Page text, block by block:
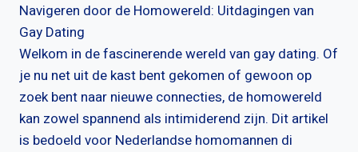
Navigeren door de Homowereld: Uitdagingen van
Gay Dating
Welkom in de fascinerende wereld van gay dating. Of
je nu net uit de kast bent gekomen of gewoon op
zoek bent naar nieuwe connecties, de homowereld
kan zowel spannend als intimiderend zijn. Dit artikel
is bedoeld voor Nederlandse homomannen di